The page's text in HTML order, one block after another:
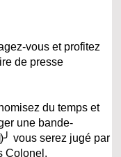
vous et profitez
de presse
du temps et
une bande-
vous serez jugé par
Colonel.